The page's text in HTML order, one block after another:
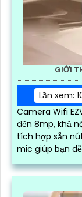
GIỚI
Lần xem:
Camera Wifi
đến 8mp, khả
tích hợp sẵn
mic giúp bạn